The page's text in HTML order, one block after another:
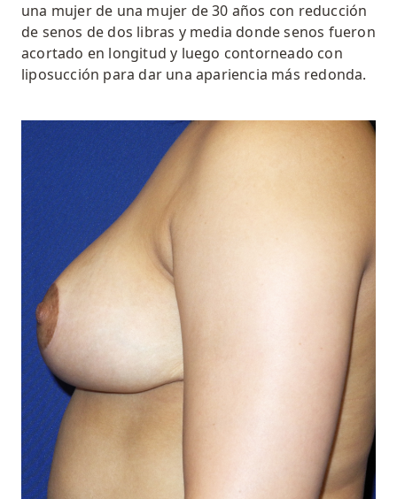
una mujer de una mujer de 30 años con reducción
de senos de dos libras y media dondesenos fueron
acortado en longitud y luego contorneado con
liposucción para dar una apariencia más redonda.